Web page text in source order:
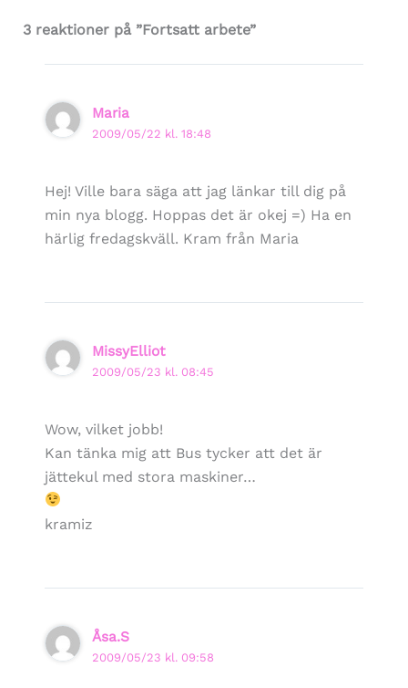
3 reaktioner på ”Fortsatt arbete”
Maria
2009/05/22 kl. 18:48
Hej! Ville bara säga att jag länkar till dig på
min nya blogg. Hoppas det är okej =) Ha en
härlig fredagskväll. Kram från Maria
MissyElliot
2009/05/23 kl. 08:45
Wow, vilket jobb!
Kan tänka mig att Bus tycker att det är
jättekul med stora maskiner…
kramiz
Åsa.S
2009/05/23 kl. 09:58